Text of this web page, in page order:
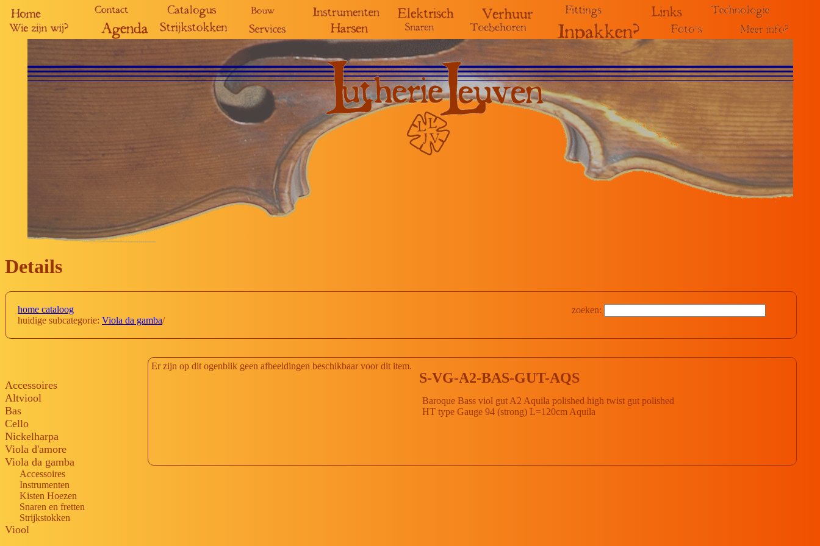
Details
zoeken:
home cataloog
huidige subcategorie: Viola da gamba/
Accessoires
Altviool
Bas
Cello
Nickelharpa
Viola d'amore
Viola da gamba
Accessoires
Instrumenten
Kisten Hoezen
Snaren en fretten
Strijkstokken
Viool
Er zijn op dit ogenblik geen afbeeldingen beschikbaar voor dit item.
S-VG-A2-BAS-GUT-AQS
Baroque Bass viol gut A2 Aquila polished high twist gut polished
HT type Gauge 94 (strong) L=120cm Aquila